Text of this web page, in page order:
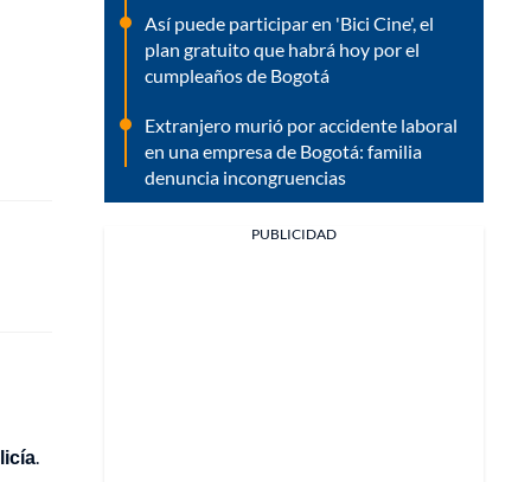
.
Así puede participar en 'Bici Cine', el
plan gratuito que habrá hoy por el
cumpleaños de Bogotá
Extranjero murió por accidente laboral
en una empresa de Bogotá: familia
denuncia incongruencias
PUBLICIDAD